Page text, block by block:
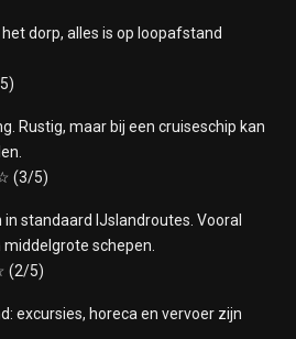
dorp, alles is op loopafstand
Rustig, maar bij een cruiseschip kan
(3/5)
standaard IJslandroutes. Vooral
schepen.
(2/5)
excursies, horeca en vervoer zijn